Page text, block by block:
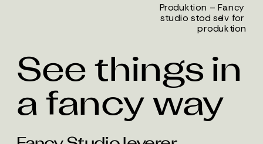
Produktion – Fancy
studio stod selv for
produktion
See things in
a fancy way